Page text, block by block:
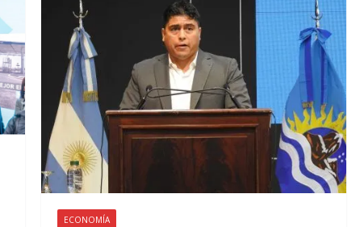
ECONOMÍA